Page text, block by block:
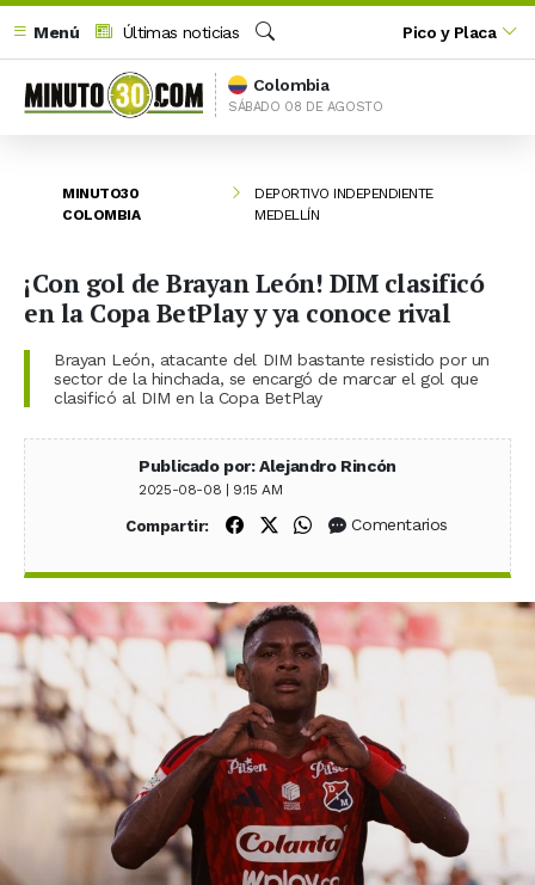
Menú
Últimas noticias
Buscar
Pico y Placa
Colombia
SÁBADO 08 DE AGOSTO
MINUTO30
COLOMBIA
DEPORTIVO INDEPENDIENTE
MEDELLÍN
¡Con gol de Brayan León! DIM clasificó
en la Copa BetPlay y ya conoce rival
Brayan León, atacante del DIM bastante resistido por un
sector de la hinchada, se encargó de marcar el gol que
clasificó al DIM en la Copa BetPlay
Publicado por: Alejandro Rincón
2025-08-08 | 9:15 AM
Compartir: Compartir en Facebook
Compartir en X (Twitter)
Compartir en WhatsApp
Comentarios